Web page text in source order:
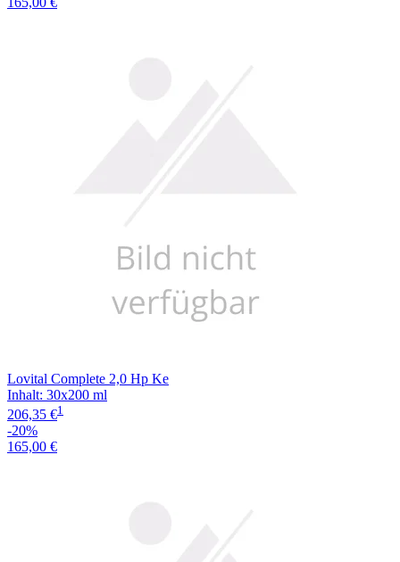
Lovital Complete 2,0 Hp Ke
Inhalt: 30x200 ml
206,35 €1
-20%
165,00 €